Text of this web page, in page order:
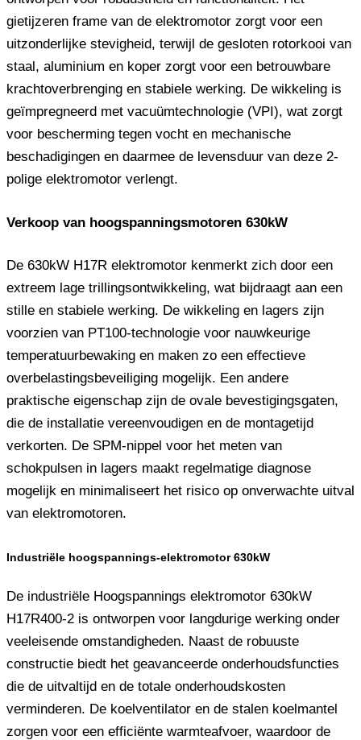
gietijzeren frame van de elektromotor zorgt voor een
uitzonderlijke stevigheid, terwijl de gesloten rotorkooi van
staal, aluminium en koper zorgt voor een betrouwbare
krachtoverbrenging en stabiele werking. De wikkeling is
geïmpregneerd met vacuümtechnologie (VPI), wat zorgt
voor bescherming tegen vocht en mechanische
beschadigingen en daarmee de levensduur van deze 2-
polige elektromotor verlengt.
Verkoop van hoogspanningsmotoren 630kW
De 630kW H17R elektromotor kenmerkt zich door een
extreem lage trillingsontwikkeling, wat bijdraagt ​​aan een
stille en stabiele werking. De wikkeling en lagers zijn
voorzien van PT100-technologie voor nauwkeurige
temperatuurbewaking en maken zo een effectieve
overbelastingsbeveiliging mogelijk. Een andere
praktische eigenschap zijn de ovale bevestigingsgaten,
die de installatie vereenvoudigen en de montagetijd
verkorten. De SPM-nippel voor het meten van
schokpulsen in lagers maakt regelmatige diagnose
mogelijk en minimaliseert het risico op onverwachte uitval
van elektromotoren.
Industriële hoogspannings-elektromotor 630kW
De industriële Hoogspannings elektromotor 630kW
H17R400-2 is ontworpen voor langdurige werking onder
veeleisende omstandigheden. Naast de robuuste
constructie biedt het geavanceerde onderhoudsfuncties
die de uitvaltijd en de totale onderhoudskosten
verminderen. De koelventilator en de stalen koelmantel
zorgen voor een efficiënte warmteafvoer, waardoor de